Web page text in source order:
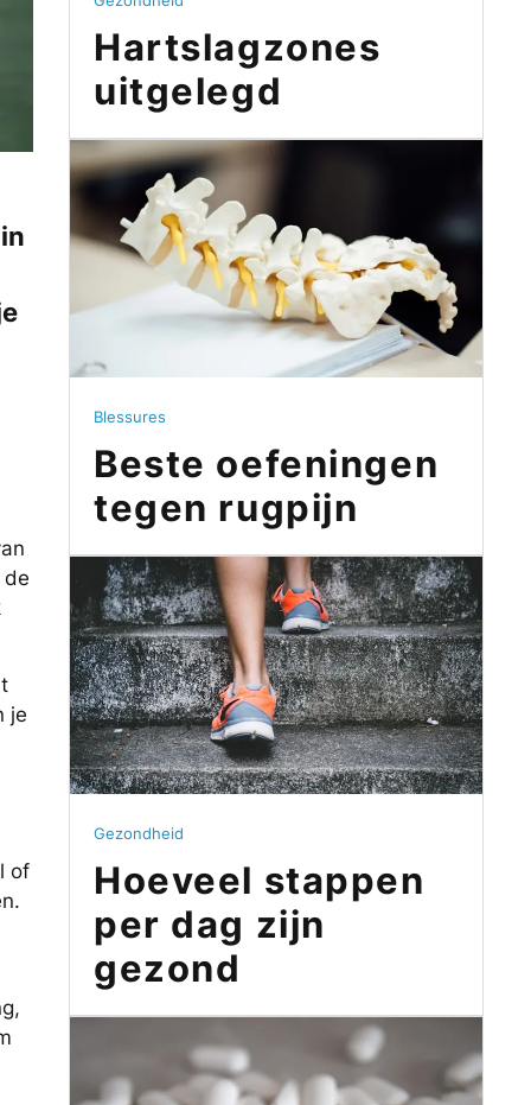
de
je
of
Hartslagzones
uitgelegd
Blessures
Beste oefeningen
tegen rugpijn
Gezondheid
Hoeveel stappen
per dag zijn
gezond